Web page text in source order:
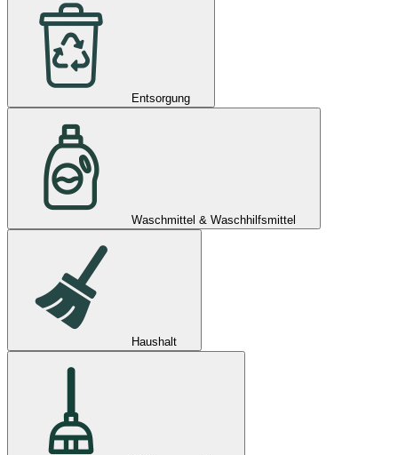
Entsorgung
Waschmittel & Waschhilfsmittel
Haushalt